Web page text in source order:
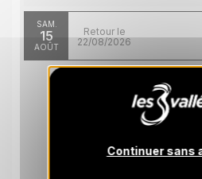
SAM.
15
AOÛT
Retour le
22/08/2026
Continuer sans